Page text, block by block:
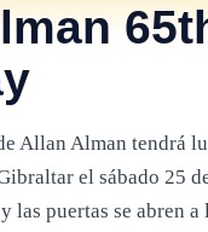
Allan Alman tendrá
el sábado 25
las puertas se abren